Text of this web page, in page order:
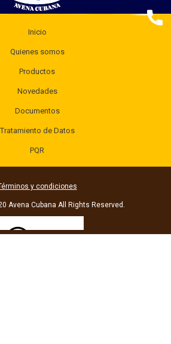
Inicio
Quienes somos
Productos
Novedades
Documentos
Tratamiento de Datos
PQR
y condiciones
Avena Cubana All Rights Reserved.